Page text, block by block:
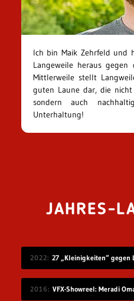
Ich bin Maik Zehrfeld und
Langeweile heraus gegen
Mittlerweile stellt
guten Laune dar, die
sondern auch
Unterhaltung!
JAHRES-
2022
2016 VFX-Showreel: Meradi